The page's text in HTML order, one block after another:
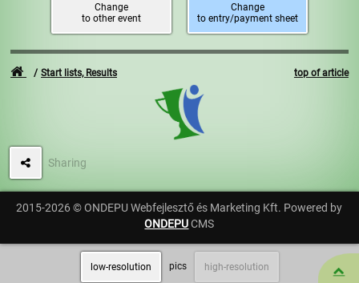
Change
to other event
Change
to entry/payment sheet
top of article
Start lists, Results
Sharing
2015-2026 © ONDEPU Webfejlesztő és Marketing Kft. Powered by
ONDEPUCMS
low-resolution pics high-resolution